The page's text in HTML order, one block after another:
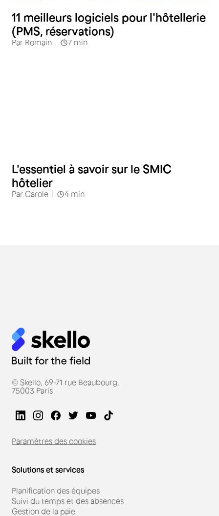
11 meilleurs logiciels pour l'hôtellerie
(PMS, réservations)
Par Romain 7 min
L'essentiel à savoir sur le SMIC
hôtelier
Par Carole 4 min
© Skello, 69-71 rue Beaubourg,
75003 Paris
Paramètres des cookies
Solutions et services
Planification des équipes
Suivi du temps et des absences
Gestion de la paie